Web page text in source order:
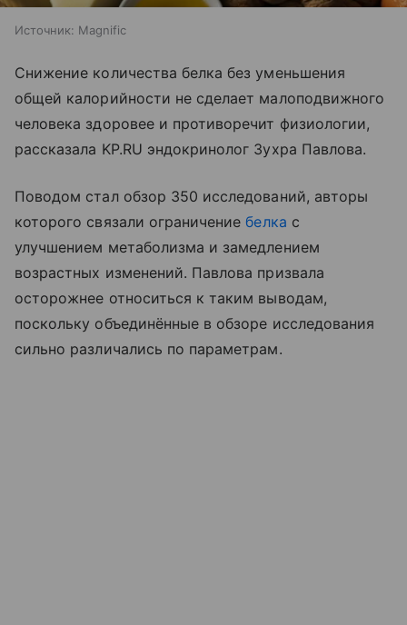
Источник: Magnific
Снижение количества белка без уменьшения
общей калорийности не сделает малоподвижного
человека здоровее и противоречит физиологии,
рассказала KP.RU эндокринолог Зухра Павлова.
Поводом стал обзор 350 исследований, авторы
которого связали ограничениебелка с
улучшением метаболизма и замедлением
возрастных изменений. Павлова призвала
осторожнее относиться к таким выводам,
поскольку объединённые в обзоре исследования
сильно различались по параметрам.